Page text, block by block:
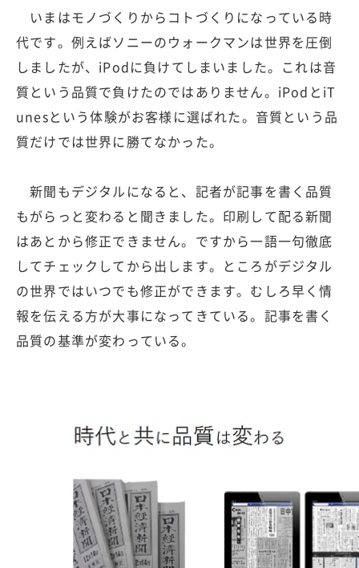
いまはモノづくりからコトづくりになっている時
代です。例えばソニーのウォークマンは世界を圧倒
しましたが、iPodに負けてしまいました。これは音
質という品質で負けたのではありません。iPodとiT
unesという体験がお客様に選ばれた。音質という品
質だけでは世界に勝てなかった。
新聞もデジタルになると、記者が記事を書く品質
もがらっと変わると聞きました。印刷して配る新聞
はあとから修正できません。ですから一語一句徹底
してチェックしてから出します。ところがデジタル
の世界ではいつでも修正ができます。むしろ早く情
報を伝える方が大事になってきている。記事を書く
品質の基準が変わっている。